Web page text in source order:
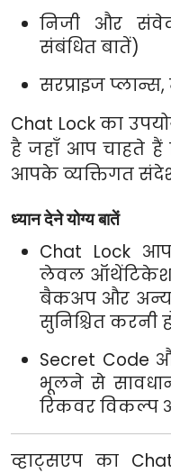
निजी और
संबंधित बातें)
सरप्राइज
Chat Lock का
है जहाँ आप चाहते हैं
आपके व्यक्तिगत
ध्यान देने योग्य बातें
Chat Lock
लेवल ऑथेंटिकेशन
बैकअप और अन्य
सुनिश्चित करनी
Secret
भूलने से
रिकवर विकल्प
व्हाट्सएप का